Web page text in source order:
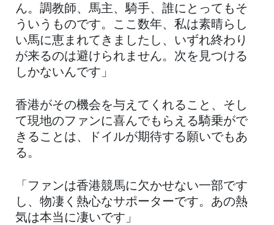
ん。調教師、馬主、騎手、誰にとってもそ
ういうものです。ここ数年、私は素晴らし
い馬に恵まれてきましたし、いずれ終わり
が来るのは避けられません。次を見つける
しかないんです」
香港がその機会を与えてくれること、そし
て現地のファンに喜んでもらえる騎乗がで
きることは、ドイルが期待する願いでもあ
る。
「ファンは香港競馬に欠かせない一部です
し、物凄く熱心なサポーターです。あの熱
気は本当に凄いです」